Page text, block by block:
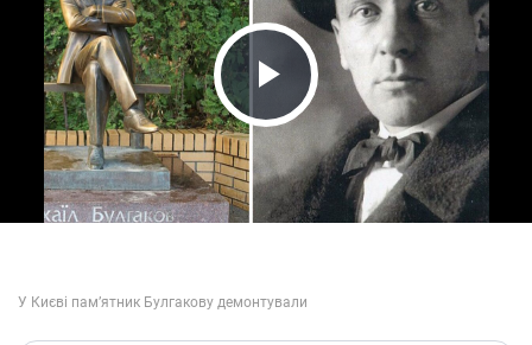
Play Video